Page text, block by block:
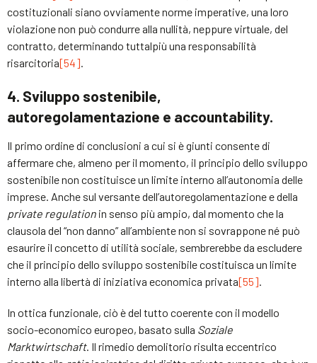
costituzionali siano ovviamente norme imperative, una loro
violazione non può condurre alla nullità, neppure virtuale, del
contratto, determinando tuttalpiù una responsabilità
risarcitoria[54].
4. Sviluppo sostenibile,
autoregolamentazione e accountability.
Il primo ordine di conclusioni a cui si è giunti consente di
affermare che, almeno per il momento, il principio dello sviluppo
sostenibile non costituisce un limite interno all’autonomia delle
imprese. Anche sul versante dell’autoregolamentazione e della
private regulation in senso più ampio, dal momento che la
clausola del “non danno” all’ambiente non si sovrappone né può
esaurire il concetto di utilità sociale, sembrerebbe da escludere
che il principio dello sviluppo sostenibile costituisca un limite
interno alla libertà di iniziativa economica privata[55].
In ottica funzionale, ciò è del tutto coerente con il modello
socio-economico europeo, basato sulla Soziale
Marktwirtschaft. Il rimedio demolitorio risulta eccentrico